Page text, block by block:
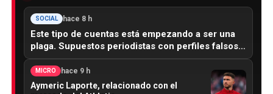
SOCIAL hace 8 h
Este tipo de cuentas está empezando a ser una
plaga. Supuestos periodistas con perfiles falsos…
MICRO hace 9 h
Aymeric Laporte, relacionado con el